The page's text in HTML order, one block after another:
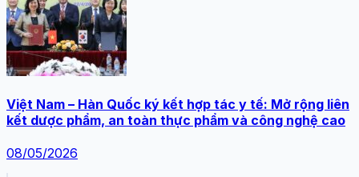
Việt Nam – Hàn Quốc ký kết hợp tác y tế: Mở rộng liên
kết dược phẩm, an toàn thực phẩm và công nghệ cao
08/05/2026